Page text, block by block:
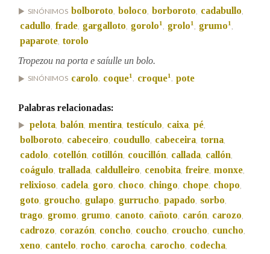
SINÓNIMOS bolboroto, boloco, borboroto, cadabullo,
cadullo, frade, gargalloto, gorolo1, grolo1, grumo1,
paparote, torolo
Tropezou na porta e saíulle un bolo.
SINÓNIMOS carolo, coque1, croque1, pote
Palabras relacionadas:
pelota balón mentira testículo caixa pé
bolboroto cabeceiro coudullo cabeceira torna
cadolo cotellón cotillón coucillón callada callón
coágulo trallada caldulleiro cenobita freire monxe
relixioso cadela goro choco chingo chope chopo
goto groucho gulapo gurrucho papado sorbo
trago gromo grumo canoto cañoto carón carozo
cadrozo corazón concho coucho croucho cuncho
xeno cantelo rocho carocha carocho codecha